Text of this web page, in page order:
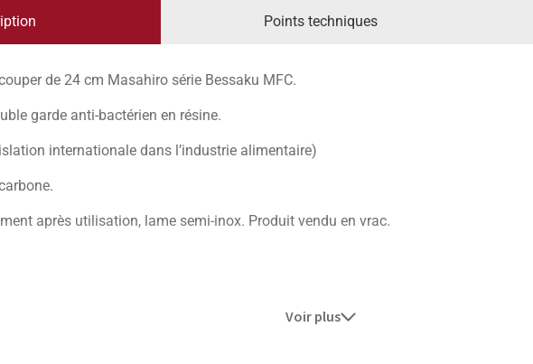
Points techniques
de 24 cm Masahiro série Bessaku MFC.
garde anti-bactérien en résine.
internationale dans l’industrie alimentaire)
après utilisation, lame semi-inox. Produit vendu en vrac.
Voir plus